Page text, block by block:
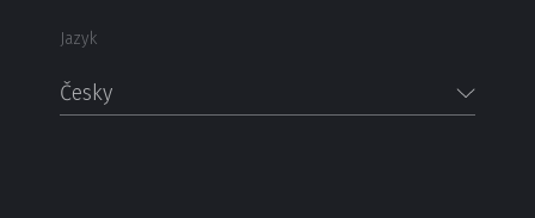
Jazyk
Česky